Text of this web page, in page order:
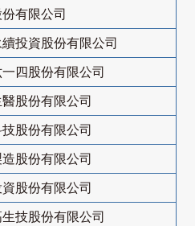
有限公司
投資股份有限公司
四股份有限公司
股份有限公司
股份有限公司
股份有限公司
股份有限公司
技股份有限公司